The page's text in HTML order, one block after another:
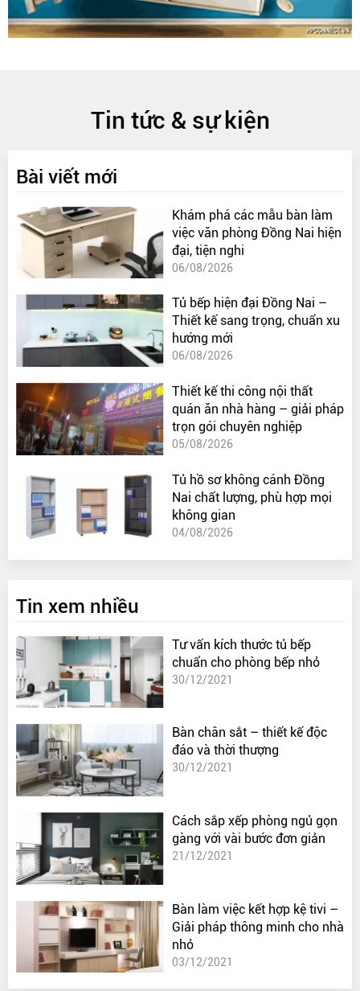
Tin tức & sự kiện
Bài viết mới
Khám phá các mẫu bàn làm
việc văn phòng Đồng Nai hiện
đại, tiện nghi
06/08/2026
Tủ bếp hiện đại Đồng Nai –
Thiết kế sang trọng, chuẩn xu
hướng mới
06/08/2026
Thiết kế thi công nội thất
quán ăn nhà hàng – giải pháp
trọn gói chuyên nghiệp
05/08/2026
Tủ hồ sơ không cánh Đồng
Nai chất lượng, phù hợp mọi
không gian
04/08/2026
Tin xem nhiều
Tư vấn kích thước tủ bếp
chuẩn cho phòng bếp nhỏ
30/12/2021
Bàn chân sắt – thiết kế độc
đáo và thời thượng
30/12/2021
Cách sắp xếp phòng ngủ gọn
gàng với vài bước đơn giản
21/12/2021
Bàn làm việc kết hợp kệ tivi –
Giải pháp thông minh cho nhà
nhỏ
03/12/2021